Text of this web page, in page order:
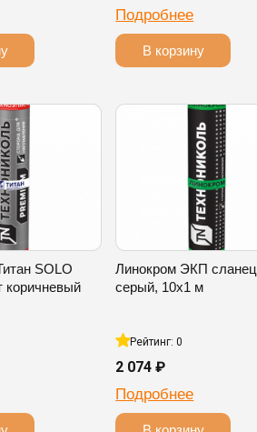
Подробнее
В корзину
SOLO
коричневый
Линокром ЭКП сланец
серый, 10х1 м
Рейтинг: 0
2 074 ₽
Подробнее